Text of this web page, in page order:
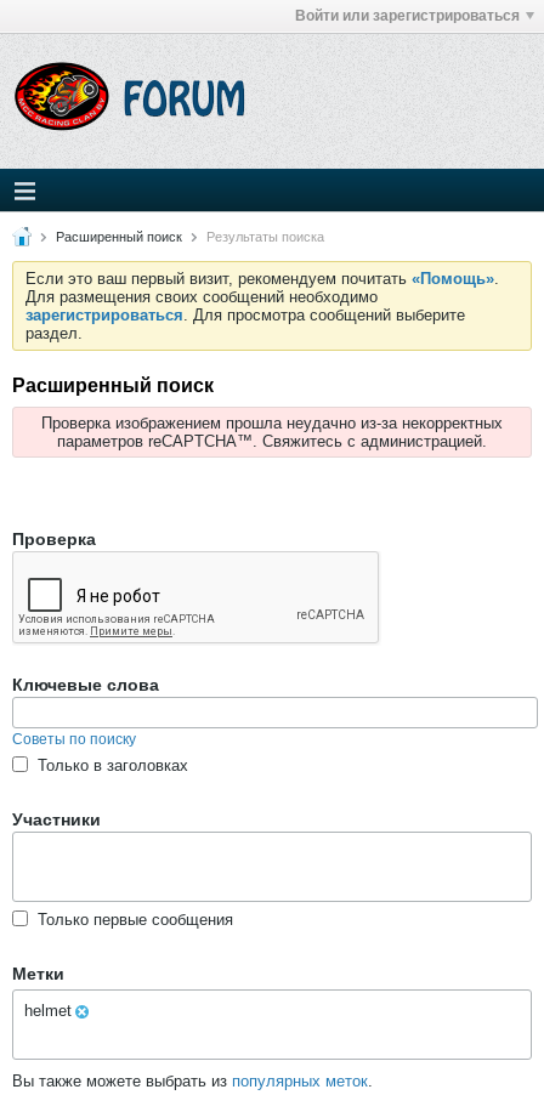
Войти или зарегистрироваться
Расширенный поиск Результаты поиска
Если это ваш первый визит, рекомендуем почитать «Помощь».
Для размещения своих сообщений необходимо
зарегистрироваться. Для просмотра сообщений выберите
раздел.
Расширенный поиск
Проверка изображением прошла неудачно из-за некорректных
параметров reCAPTCHA™. Свяжитесь с администрацией.
Проверка
Ключевые слова
Советы по поиску
Только в заголовках
Участники
Только первые сообщения
Метки
helmet
Вы также можете выбрать из популярных меток.